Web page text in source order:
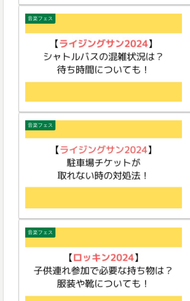
音楽フェス
音楽フェス
音楽フェス